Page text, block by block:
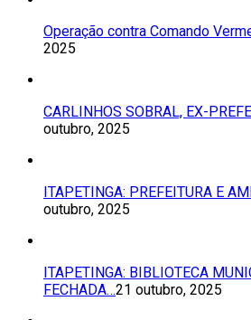
Operação contra Comando
2025
CARLINHOS SOBRAL, EX-
outubro, 2025
ITAPETINGA: PREFEITURA E
outubro, 2025
ITAPETINGA: BIBLIOTECA
FECHADA…21 outubro, 2025